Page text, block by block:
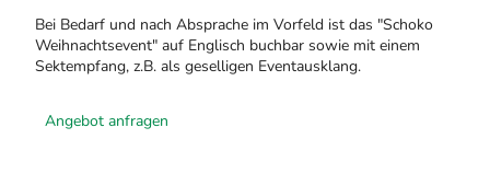
Bei Bedarf und nach Absprache im Vorfeld ist das "Schoko
Weihnachtsevent" auf Englisch buchbar sowie mit einem
Sektempfang, z.B. als geselligen Eventausklang.
Angebot anfragen